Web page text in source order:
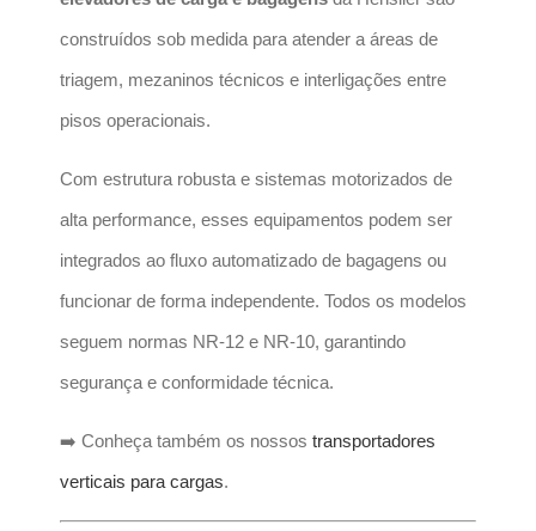
construídos sob medida para atender a áreas de
triagem, mezaninos técnicos e interligações entre
pisos operacionais.
Com estrutura robusta e sistemas motorizados de
alta performance, esses equipamentos podem ser
integrados ao fluxo automatizado de bagagens ou
funcionar de forma independente. Todos os modelos
seguem normas NR-12 e NR-10, garantindo
segurança e conformidade técnica.
➡️ Conheça também os nossos transportadores
verticais para cargas.